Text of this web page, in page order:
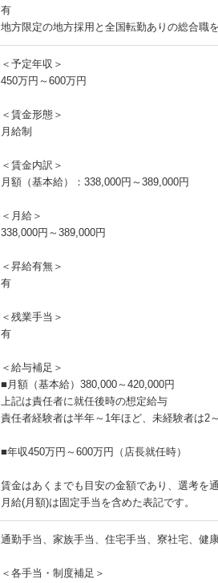
有
地方限定の地方採用と全国転勤ありの総合職
＜予定年収＞
450万円～600万円
＜賃金形態＞
月給制
＜賃金内訳＞
月額（基本給）：338,000円～389,000円
＜月給＞
338,000円～389,000円
＜昇給有無＞
有
＜残業手当＞
有
＜給与補足＞
■月額（基本給）380,000～420,000円
上記は責任者に就任後時の想定給与
責任者経験者は半年～1年ほど、未経験者は2
■年収450万円～600万円（店長就任時）
賃金はあくまでも目安の金額であり、選考を
月給(月額)は固定手当を含めた表記です。
通勤手当、家族手当、住宅手当、寮社宅、健
＜各手当・制度補足＞